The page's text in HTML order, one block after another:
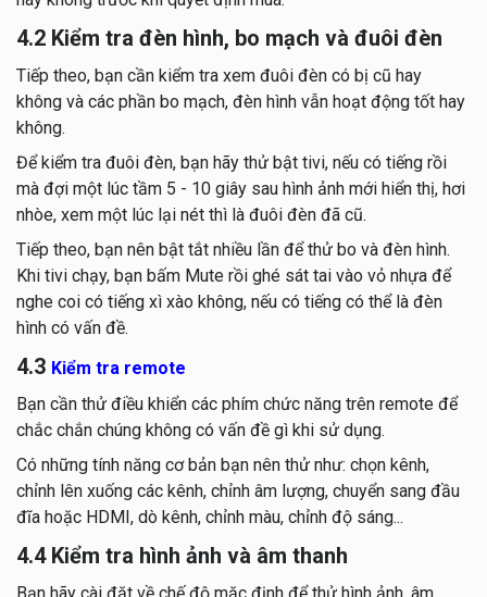
4.2 Kiểm tra đèn hình, bo mạch và đuôi đèn
Tiếp theo, bạn cần kiểm tra xem đuôi đèn có bị cũ hay
không và các phần bo mạch, đèn hình vẫn hoạt động tốt hay
không.
Để kiểm tra đuôi đèn, bạn hãy thử bật tivi, nếu có tiếng rồi
mà đợi một lúc tầm 5 - 10 giây sau hình ảnh mới hiển thị, hơi
nhòe, xem một lúc lại nét thì là đuôi đèn đã cũ.
Tiếp theo, bạn nên bật tắt nhiều lần để thử bo và đèn hình.
Khi tivi chạy, bạn bấm Mute rồi ghé sát tai vào vỏ nhựa để
nghe coi có tiếng xì xào không, nếu có tiếng có thể là đèn
hình có vấn đề.
4.3 Kiểm tra remote​
Bạn cần thử điều khiển các phím chức năng trên remote để
chắc chắn chúng không có vấn đề gì khi sử dụng.
Có những tính năng cơ bản bạn nên thử như: chọn kênh,
chỉnh lên xuống các kênh, chỉnh âm lượng, chuyển sang đầu
đĩa hoặc HDMI, dò kênh, chỉnh màu, chỉnh độ sáng...
4.4 Kiểm tra hình ảnh và âm thanh